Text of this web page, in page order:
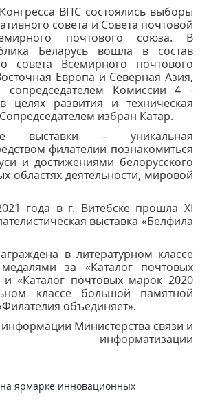
ВПС состоялись выборы
совета и Совета почтовой
почтового союза. В
Беларусь вошла в состав
совета Всемирного почтового
Европа и Северная Азия,
сопредседателем Комиссии 4 -
целях развития и техническая
избран Катар.
выставки – уникальная
филателии познакомиться
и достижениями белорусского
областях деятельности, мировой
года в г. Витебске прошла XI
выставка «Белфила
в литературном классе
за «Каталог почтовых
«Каталог почтовых марок 2020
классе большой памятной
объединяет».
Министерства связи и
информатизации
ярмарке инновационных